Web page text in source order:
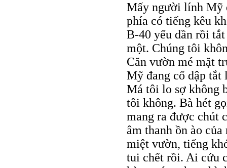
Mấy người lính Mỹ
phía có tiếng kêu
B-40 yếu dần rồi
một. Chúng tôi
Căn vườn mé mặt
Mỹ đang cố dập
Má tôi lo sợ không
tôi không. Bà hét
mang ra được chút
âm thanh ồn ào
miệt vườn, tiếng
tui chết rồi. Ai cứu